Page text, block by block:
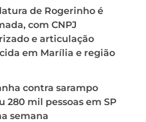
de Rogerinho é
com CNPJ
e articulação
em Marília e região
contra sarampo
280 mil pessoas em SP
semana